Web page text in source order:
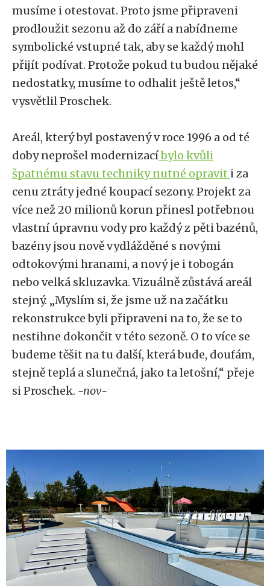
musíme i otestovat. Proto jsme připraveni
prodloužit sezonu až do září a nabídneme
symbolické vstupné tak, aby se každý mohl
přijít podívat. Protože pokud tu budou nějaké
nedostatky, musíme to odhalit ještě letos,“
vysvětlil Proschek.
Areál, který byl postavený v roce 1996 a od té
doby neprošel modernizacíbylo kvůli
špatnému stavu techniky nutné opravit i za
cenu ztráty jedné koupací sezony. Projekt za
více než 20 milionů korun přinesl potřebnou
vlastní úpravnu vody pro každý z pěti bazénů,
bazény jsou nově vydlážděné s novými
odtokovými hranami, a nový je i tobogán
nebo velká skluzavka. Vizuálně zůstává areál
stejný. „Myslím si, že jsme už na začátku
rekonstrukce byli připraveni na to, že se to
nestihne dokončit v této sezoně. O to více se
budeme těšit na tu další, která bude, doufám,
stejně teplá a slunečná, jako ta letošní,“ přeje
si Proschek. -nov-